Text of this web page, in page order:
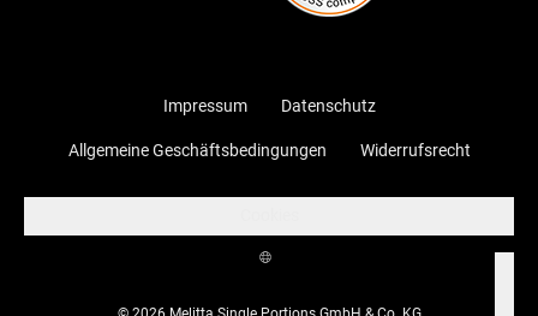
Impressum Datenschutz
Allgemeine Geschäftsbedingungen Widerrufsrecht